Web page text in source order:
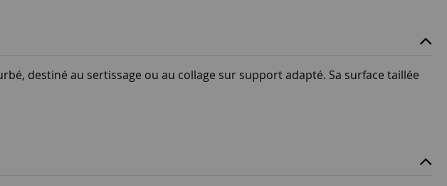
destiné au sertissage ou au collage sur support adapté. Sa surface taillée